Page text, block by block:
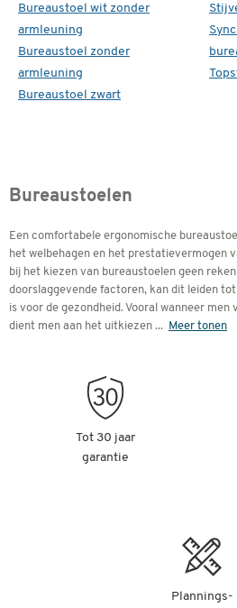
Bureaustoel wit zonder
armleuning
Bureaustoel zonder
armleuning
Bureaustoel zwart
Bureaustoelen
Een comfortabele ergonomische
het welbehagen en het prestatievermogen
bij het kiezen van bureaustoelen geen
doorslaggevende factoren, kan dit leiden
is voor de gezondheid. Vooral wanneer
dient men aan het uitkiezen ... Meer tonen
Tot 30 jaar
garantie
Plannings-